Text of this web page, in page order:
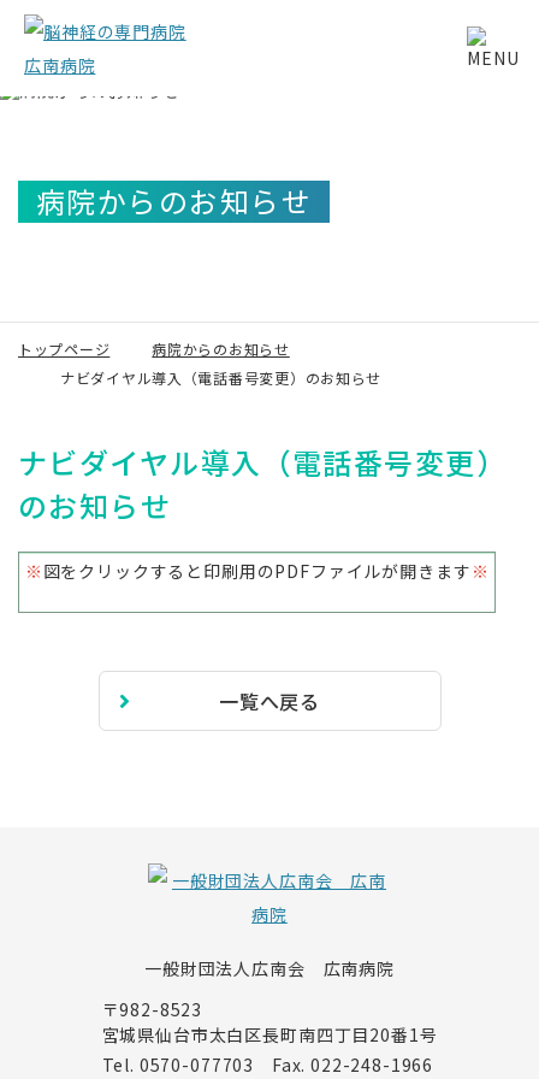
病院からのお知らせ
トップページ
病院からのお知らせ
ナビダイヤル導入（電話番号変更）のお知らせ
ナビダイヤル導入（電話番号変更）
のお知らせ
※ 図をクリックすると印刷用のPDFファイルが開きます ※
一覧へ戻る
一般財団法人広南会 広南病院
〒982-8523
宮城県仙台市太白区長町南四丁目20番1号
Tel. 0570-077703 Fax. 022-248-1966